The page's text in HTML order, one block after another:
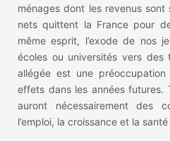
ménages dont les revenus
nets quittent la France pour
même esprit, l’exode de nos
écoles ou universités vers
allégée est une
effets dans les années futures.
auront nécessairement des
l’emploi, la croissance et la